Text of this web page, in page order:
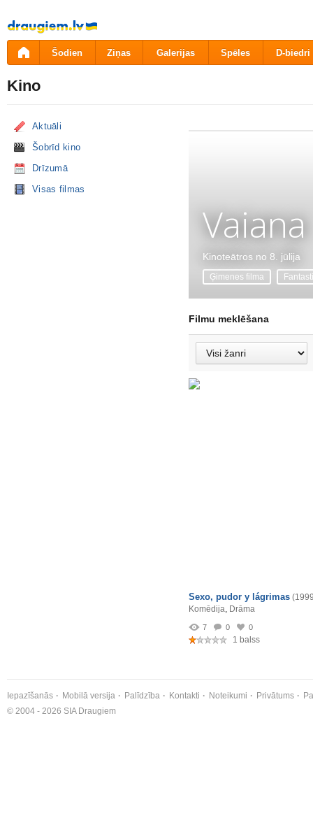
Pāriet
uz
saturu
Šodien Ziņas Galerijas Spēles D-biedri
Kino
Aktuāli
Šobrīd kino
Drīzumā
Visas filmas
Vaiana
Kinoteātros no 8. jūlija
Ģimenes filma
Filmu meklēšana
Sexo, pudor y lágrimas
Komēdija, Drāma
7 0 0
1 balss
Iepazīšanās Mobilā versija Palīdzība Kontakti Noteikumi Privātums
© 2004 - 2026 SIA Draugiem